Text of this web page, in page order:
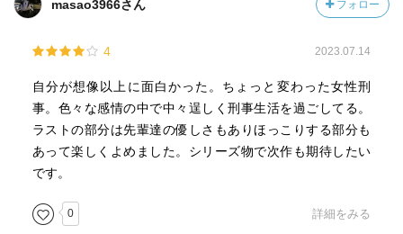
masao3966さん フォロー
4 2023.07.14
自分が想像以上に面白かった。ちょっと変わった女性刑
事。色々な感情の中で中々逞しく刑事生活を過ごしてる。
ラストの部分は先輩達の優しさもありほっこりする部分も
あって楽しくよめました。シリーズ物で次作も期待したい
です。
0 詳細をみる